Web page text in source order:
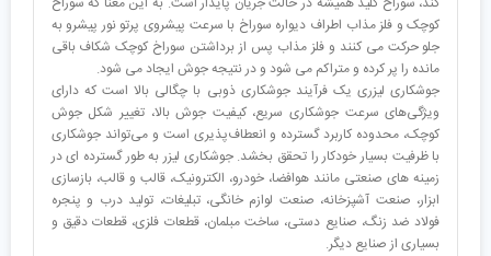
کوچک و فلز مذاب اطراف دیواره سوراخ با سرعت پیشروی پرتو نور پیشرو به
جلو حرکت می کنند و فلز مذاب پس از برداشتن سوراخ کوچک شکاف باقی
مانده را پر کرده و متراکم می شود و در نتیجه جوش ایجاد می شود.
جوشکاری لیزری یک فرآیند جوشکاری ذوبی با چگالی بالا است که دارای
ویژگی‌های سرعت جوشکاری سریع، کیفیت جوش بالا، تغییر شکل جوش
کوچک، محدوده کاربرد گسترده و انعطاف‌پذیری است و می‌تواند جوشکاری
با ظرفیت بسیار خودکار را تحقق بخشد. جوشکاری لیزر به طور گسترده ای در
زمینه های صنعتی مانند هوافضا، خودرو، الکترونیک، قالب و قالب، بازسازی
ابزار، صنعت آشپزخانه، صنعت لوازم خانگی، تبلیغات، تولید درب و پنجره
فولاد ضد زنگ، صنایع دستی، ساخت مبلمان، قطعات فلزی، قطعات دقیق و
بسیاری از صنایع دیگر.